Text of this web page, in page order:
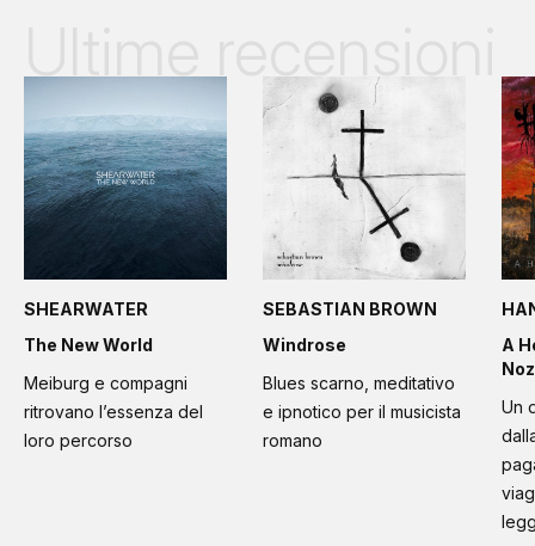
SHEARWATER
The New World
Meiburg e compagni
ritrovano l’essenza del
loro percorso
SEBASTIAN BROWN
Windrose
Blues scarno, meditativo
e ipnotico per il musicista
romano
A
Noz
Un